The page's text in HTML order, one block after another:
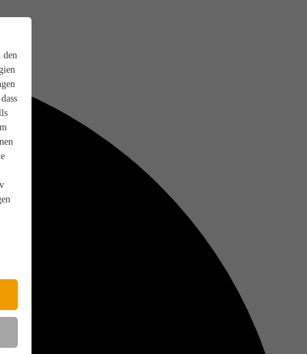
den